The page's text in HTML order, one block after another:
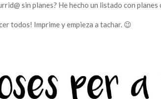
sin planes? He hecho un listado con
todos! Imprime y empieza a tachar. 😉